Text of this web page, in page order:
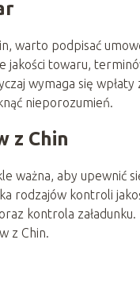
warto podpisać
jakości towaru,
wymaga się
nieporozumień.
z Chin
ważna, aby upewnić
rodzajów kontroli
kontrola
z Chin.